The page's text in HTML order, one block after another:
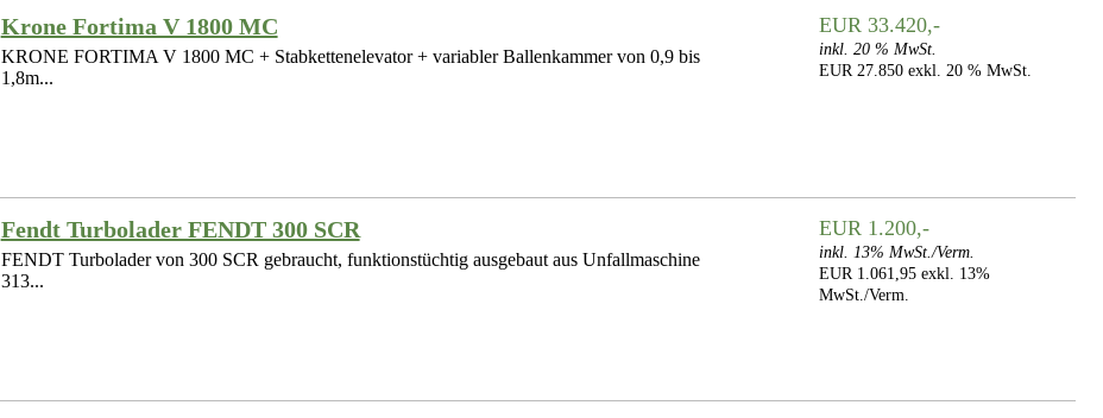
Krone Fortima V 1800 MC
KRONE FORTIMA V 1800 MC + Stabkettenelevator + variabler Ballenkammer von 0,9 bis
1,8m...
EUR 33.420,-
inkl. 20 % MwSt.
EUR 27.850 exkl. 20 % MwSt.
Fendt Turbolader FENDT 300 SCR
FENDT Turbolader von 300 SCR gebraucht, funktionstüchtig ausgebaut aus Unfallmaschine
313...
EUR 1.200,-
inkl. 13% MwSt./Verm.
EUR 1.061,95 exkl. 13%
MwSt./Verm.